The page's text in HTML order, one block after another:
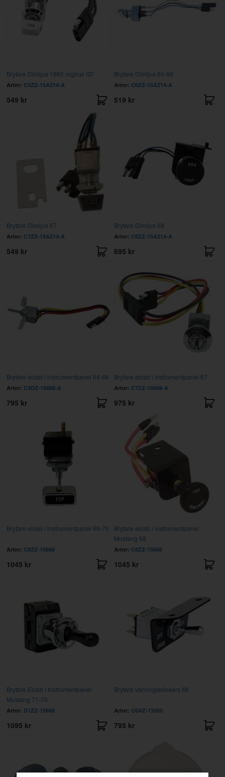
Brytare Dimljus 1965 orginal GT
Artnr: C5ZZ-15A214-A
549 kr
Brytare Dimljus 65-66
Artnr: C6ZZ-15A214-A
519 kr
Brytare Dimljus 67
Artnr: C7ZZ-15A214-A
549 kr
Brytare Dimljus 68
Artnr: C8ZZ-15A214-A
695 kr
Brytare elcab i instrumentpanel 64-66
Artnr: C4DZ-15668-A
795 kr
Brytare elcab i instrumentpanel 67
Artnr: C7ZZ-15668-A
975 kr
Brytare elcab i instrumentpanel 69-70
Artnr: C9ZZ-15668
1045 kr
Brytare elcab i instrumentpanel
Mustang 68
Artnr: C8ZZ-15668
1045 kr
Brytare Elcab I Instrumentpanel
Mustang 71-73
Artnr: D1ZZ-15668
1095 kr
Brytare varningsblinkers 66
Artnr: C6AZ-13350
795 kr